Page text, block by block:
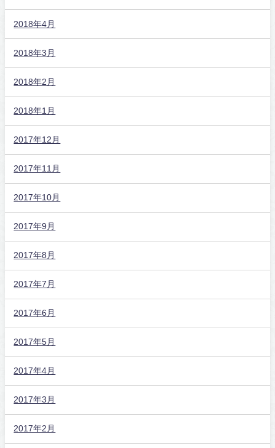
2018年4月
2018年3月
2018年2月
2018年1月
2017年12月
2017年11月
2017年10月
2017年9月
2017年8月
2017年7月
2017年6月
2017年5月
2017年4月
2017年3月
2017年2月